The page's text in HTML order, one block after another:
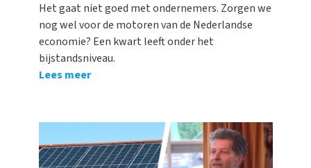
Het gaat niet goed met ondernemers. Zorgen we
nog wel voor de motoren van de Nederlandse
economie? Een kwart leeft onder het
bijstandsniveau.
Lees meer